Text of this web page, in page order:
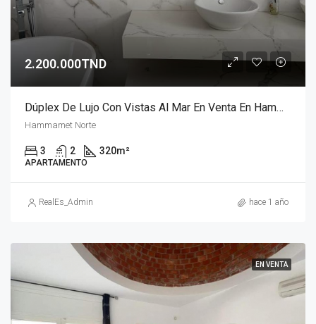
2.200.000TND
Dúplex De Lujo Con Vistas Al Mar En Venta En Hammamet Nord
Hammamet Norte
3 2 320m²
APARTAMENTO
RealEs_Admin hace 1 año
EN VENTA